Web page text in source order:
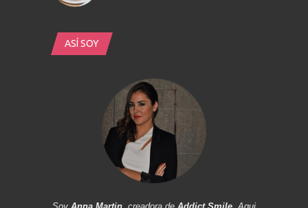
ASÍ SOY